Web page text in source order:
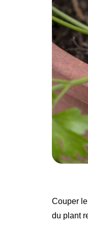
Couper le
du plant